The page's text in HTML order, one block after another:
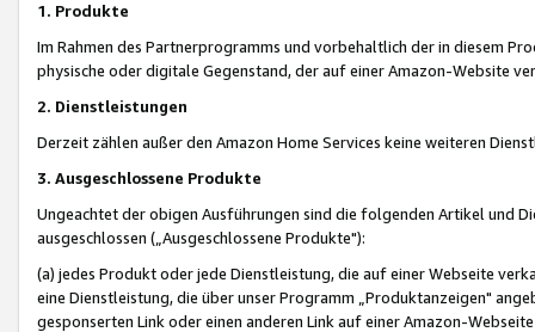
1. Produkte
Im Rahmen des Partnerprogramms und vorbehaltlich der in diesem
physische oder digitale Gegenstand, der auf einer Amazon-Website
2. Dienstleistungen
Derzeit zählen außer den Amazon Home Services keine weiteren
3. Ausgeschlossene Produkte
Ungeachtet der obigen Ausführungen sind die folgenden Artikel und
ausgeschlossen („Ausgeschlossene Produkte"):
(a) jedes Produkt oder jede Dienstleistung, die auf einer Webseite
eine Dienstleistung, die über unser Programm „Produktanzeigen"
gesponserten Link oder einen anderen Link auf einer Amazon-